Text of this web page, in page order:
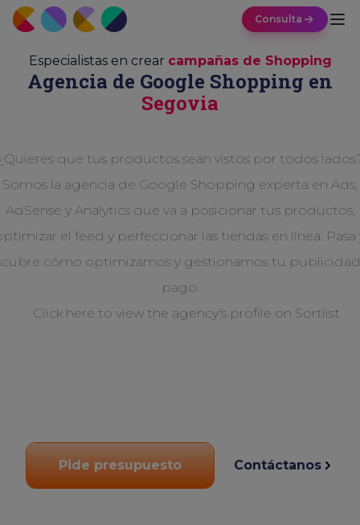
Consulta
Especialistas en crear campañas de Shopping
Agencia de Google Shopping en
Segovia
que tus productos sean vistos por todos
Somos la agencia de Google Shopping experta en Ads,
AdSense y Analytics que va a posicionar tus productos,
el feed y perfeccionar las tiendas en línea. Pasa
cómo optimizamos y gestionamos tu
pago.
Pide presupuesto Contáctanos